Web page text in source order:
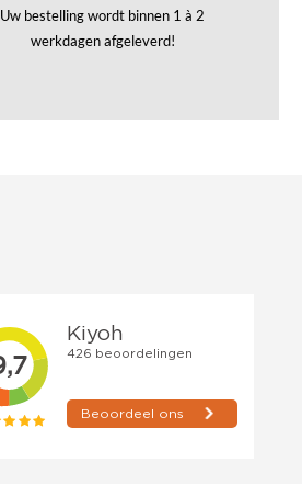
Uw bestelling wordt binnen 1 à 2
werkdagen afgeleverd!